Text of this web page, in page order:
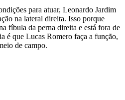
para atuar, Leonardo Jardim
na lateral direita. Isso porque
fíbula da perna direita e está fora de
é que Lucas Romero faça a função,
de campo.